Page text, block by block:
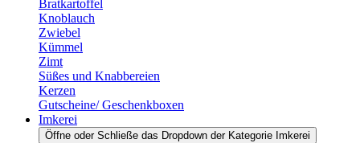
Bratkartoffel
Knoblauch
Zwiebel
Kümmel
Zimt
Süßes und Knabbereien
Kerzen
Gutscheine/ Geschenkboxen
Imkerei
Öffne oder Schließe das Dropdown der Kategorie Imkerei